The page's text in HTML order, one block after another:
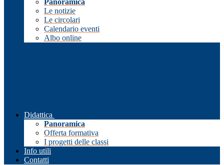
Panoramica
Le notizie
Le circolari
Calendario eventi
Albo online
Didattica
Panoramica
Offerta formativa
I progetti delle classi
Info utili
Contatti